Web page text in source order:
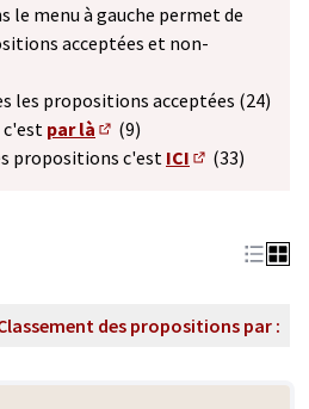
le menu à gauche permet de
acceptées et non-
un nouvel onglet)
les propositions acceptées (24)
c'est par là
(S'ouvre dans un nouvel
(9)
propositions c'est ICI
(33)
des propositions par :